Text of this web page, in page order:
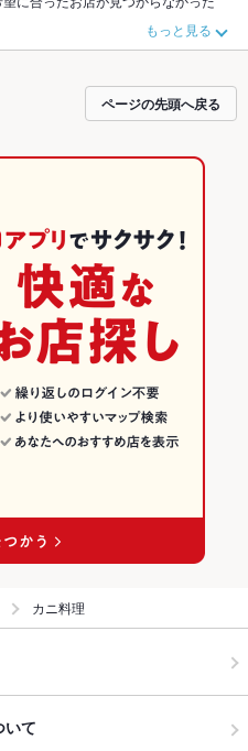
はもちろん、こだわりメニューからあ
理など、お店の最新情報をご紹介し
にも、デートやパーティーにもお得
ださい。
もっと見る
ページの先頭へ戻る
カニ料理
いて